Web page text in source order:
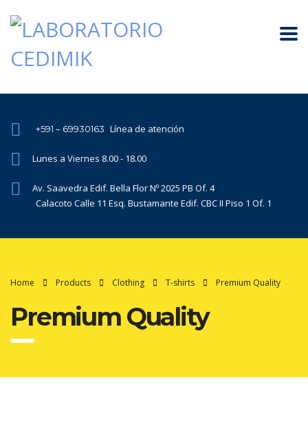
+591 – 69930163 Línea de atención
Lunes a Viernes 8.00 - 18.00
Av. Saavedra Edif. Bella Flor Nº 2025 PB Of. 4
Calacoto Calle 11 Esq. Bustamante Edif. CBC II Piso 1 Of. 1
Home Products Clothing T-shirts Premium Quality
Premium Quality